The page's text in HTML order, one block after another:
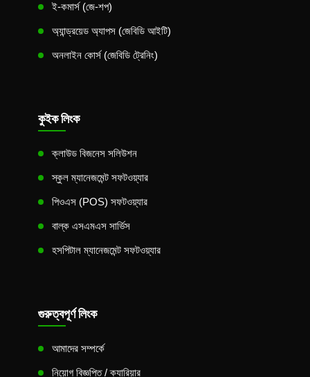
ই-কমার্স (জে-শপ)
অ্যান্ড্রয়েড অ্যাপস (জেবিডি আইটি)
অনলাইন কোর্স (জেবিডি ট্রেনিং)
কুইক লিংক
ক্লাউড বিজনেস সলিউশন
স্কুল ম্যানেজমেন্ট সফটওয়্যার
পিওএস (POS) সফটওয়্যার
বাল্ক এসএমএস সার্ভিস
হসপিটাল ম্যানেজমেন্ট সফটওয়্যার
গুরুত্বপূর্ণ লিংক
আমাদের সম্পর্কে
নিয়োগ বিজ্ঞপ্তি / ক্যারিয়ার